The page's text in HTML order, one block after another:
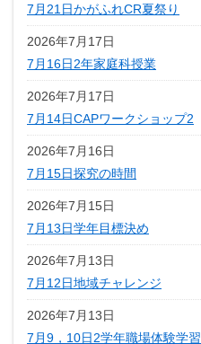
7月21日かがふれCR夏祭り
2026年7月17日
7月16日2年家庭科授業
2026年7月17日
7月14日CAPワークショップ2
2026年7月16日
7月15日探究の時間
2026年7月15日
7月13日学年目標決め
2026年7月13日
7月12日地域チャレンジ
2026年7月13日
7月9，10日2学年職場体験学習